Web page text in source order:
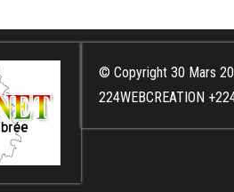
© Copyright 30 Mars
224WEBCREATION